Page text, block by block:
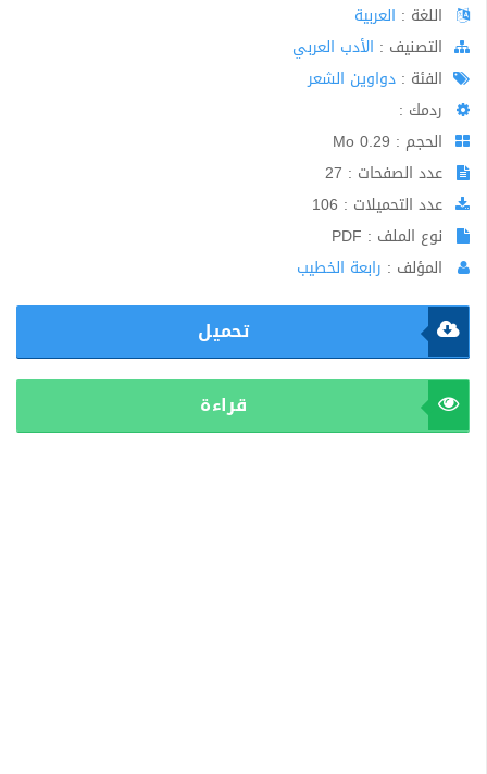
اللغة : العربية
اﻟﺘﺼﻨﻴﻒ : الأدب العربي
الفئة : دواوين الشعر
ردمك :
الحجم : 0.29 Mo
عدد الصفحات : 27
عدد التحميلات : 106
نوع الملف : PDF
المؤلف : رابعة الخطيب
تحميل
قراءة